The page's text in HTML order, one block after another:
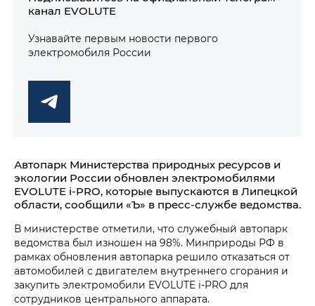
канал EVOLUTE
Узнавайте первым новости первого
электромобиля России
Автопарк Министерства природных ресурсов и
экологии России обновлен электромобилями
EVOLUTE i‑PRO, которые выпускаются в Липецкой
области, сообщили «Ъ» в пресс-службе ведомства.
В министерстве отметили, что служебный автопарк
ведомства был изношен на 98%. Минприроды РФ в
рамках обновления автопарка решило отказаться от
автомобилей с двигателем внутреннего сгорания и
закупить электромобили EVOLUTE i‑PRO для
сотрудников центрального аппарата.